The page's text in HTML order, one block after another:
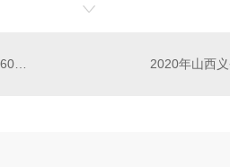
黄鹤楼有限开放：票价降为60元/人 进主楼分时预约